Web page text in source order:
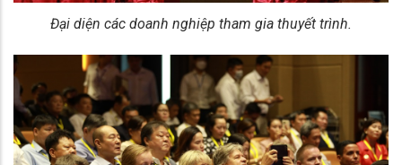
Đại diện các doanh nghiệp tham gia thuyết trình.